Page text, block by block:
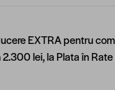
EXTRA pentru
lei, la Plata în